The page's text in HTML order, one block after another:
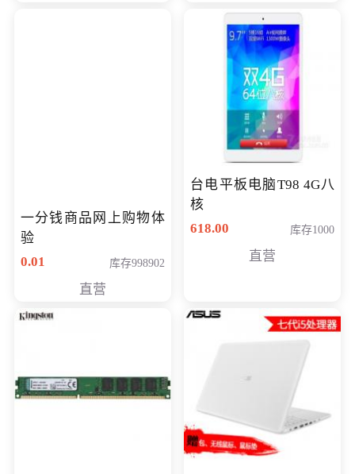
一分钱商品网上购物体
验
0.01
库存998902
直营
台电平板电脑T98 4G八
核
618.00
库存1000
直营